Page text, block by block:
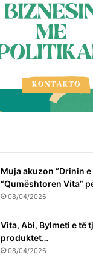
Muja akuzon “Drinin e
“Qumështoren Vita”
08/04/2026
Vita, Abi, Bylmeti e të
produktet…
08/04/2026